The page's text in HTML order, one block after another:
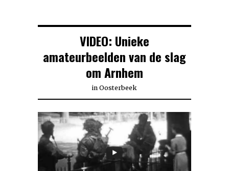
VIDEO: Unieke
amateurbeelden van de slag
om Arnhem
in Oosterbeek